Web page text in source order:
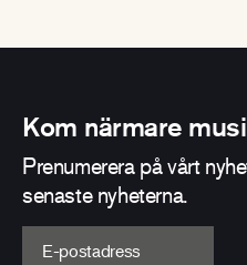
Kom närmare
Prenumerera på vårt
senaste nyheterna.
E-postadress